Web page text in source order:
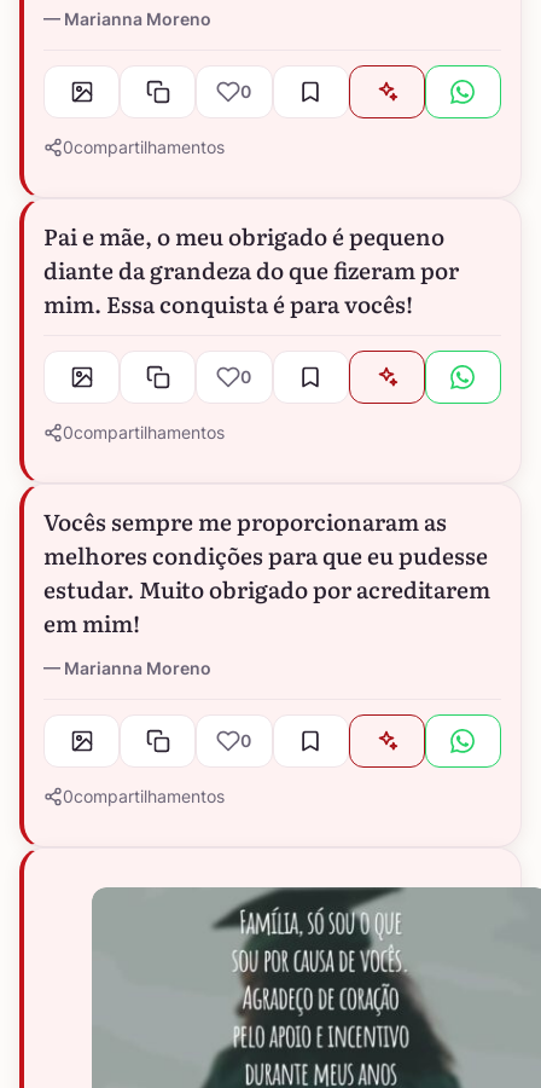
Marianna Moreno
0
0compartilhamentos
Pai e mãe, o meu obrigado é pequeno
diante da grandeza do que fizeram por
mim. Essa conquista é para vocês!
0
0compartilhamentos
Vocês sempre me proporcionaram as
melhores condições para que eu pudesse
estudar. Muito obrigado por acreditarem
em mim!
Marianna Moreno
0
0compartilhamentos